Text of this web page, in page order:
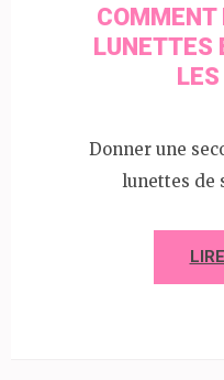
COMMENT
LUNETTES
Donner une
lunettes de